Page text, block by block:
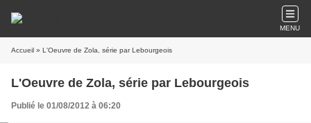
MENU
Accueil » L'Oeuvre de Zola, série par Lebourgeois
L'Oeuvre de Zola, série par Lebourgeois
Publié le 01/08/2012 à 06:20